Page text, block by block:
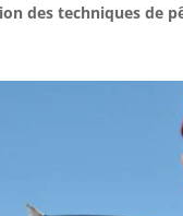
des techniques de